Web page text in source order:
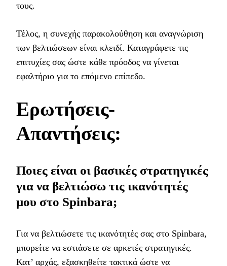
τους.
Τέλος, η συνεχής παρακολούθηση και αναγνώριση
των βελτιώσεων είναι κλειδί. Καταγράφετε τις
επιτυχίες σας ώστε κάθε πρόοδος να γίνεται
εφαλτήριο για το επόμενο επίπεδο.
Ερωτήσεις-
Απαντήσεις:
Ποιες είναι οι βασικές στρατηγικές
για να βελτιώσω τις ικανότητές
μου στο Spinbara;
Για να βελτιώσετε τις ικανότητές σας στο Spinbara,
μπορείτε να εστιάσετε σε αρκετές στρατηγικές.
Κατ’ αρχάς, εξασκηθείτε τακτικά ώστε να